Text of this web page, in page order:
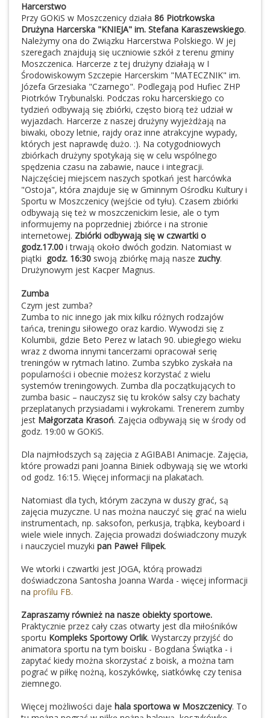
Harcerstwo
Przy GOKiS w Moszczenicy działa 86 Piotrkowska
Drużyna Harcerska "KNIEJA" im. Stefana Karaszewskiego.
Należymy ona do Związku Harcerstwa Polskiego. W jej
szeregach znajdują się uczniowie szkół z terenu gminy
Moszczenica. Harcerze z tej drużyny działają w I
Środowiskowym Szczepie Harcerskim "MATECZNIK" im.
Józefa Grzesiaka "Czarnego". Podlegają pod Hufiec ZHP
Piotrków Trybunalski. Podczas roku harcerskiego co
tydzień odbywają się zbiórki, często biorą też udział w
wyjazdach. Harcerze z naszej drużyny wyjeżdżają na
biwaki, obozy letnie, rajdy oraz inne atrakcyjne wypady,
których jest naprawdę dużo. :). Na cotygodniowych
zbiórkach drużyny spotykają się w celu wspólnego
spędzenia czasu na zabawie, nauce i integracji.
Najczęściej miejscem naszych spotkań jest harcówka
"Ostoja", która znajduje się w Gminnym Ośrodku Kultury i
Sportu w Moszczenicy (wejście od tyłu). Czasem zbiórki
odbywają się też w moszczenickim lesie, ale o tym
informujemy na poprzedniej zbiórce i na stronie
internetowej. Zbiórki odbywają się w czwartki o
godz.17.00 i trwają około dwóch godzin. Natomiast w
piątki godz. 16:30 swoją zbiórkę mają nasze zuchy.
Drużynowym jest Kacper Magnus.
Zumba
Czym jest zumba?
Zumba to nic innego jak mix kilku różnych rodzajów
tańca, treningu siłowego oraz kardio. Wywodzi się z
Kolumbii, gdzie Beto Perez w latach 90. ubiegłego wieku
wraz z dwoma innymi tancerzami opracował serię
treningów w rytmach latino. Zumba szybko zyskała na
popularności i obecnie możesz korzystać z wielu
systemów treningowych. Zumba dla początkujących to
zumba basic – nauczysz się tu kroków salsy czy bachaty
przeplatanych przysiadami i wykrokami. Trenerem zumby
jest Małgorzata Krasoń. Zajęcia odbywają się w środy od
godz. 19:00 w GOKiS.
Dla najmłodszych są zajęcia z AGIBABI Animacje. Zajęcia,
które prowadzi pani Joanna Biniek odbywają się we wtorki
od godz. 16:15. Więcej informacji na plakatach.
Natomiast dla tych, którym zaczyna w duszy grać, są
zajęcia muzyczne. U nas można nauczyć się grać na wielu
instrumentach, np. saksofon, perkusja, trąbka, keyboard i
wiele wiele innych. Zajęcia prowadzi doświadczony muzyk
i nauczyciel muzyki pan Paweł Filipek.
We wtorki i czwartki jest JOGA, którą prowadzi
doświadczona Santosha Joanna Warda - więcej informacji
na profilu FB.
Zapraszamy również na nasze obiekty sportowe.
Praktycznie przez cały czas otwarty jest dla miłośników
sportu Kompleks Sportowy Orlik. Wystarczy przyjść do
animatora sportu na tym boisku - Bogdana Świątka - i
zapytać kiedy można skorzystać z boisk, a można tam
pograć w piłkę nożną, koszykówkę, siatkówkę czy tenisa
ziemnego.
Więcej możliwości daje hala sportowa w Moszczenicy. To